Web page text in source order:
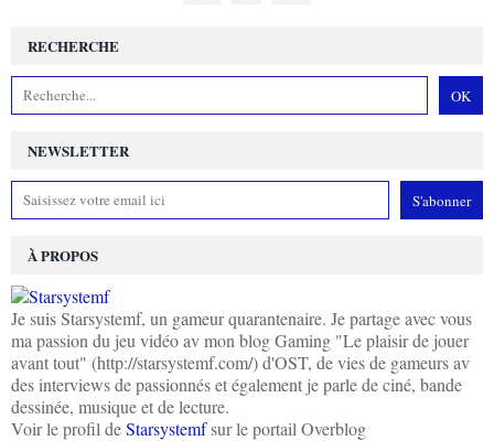
NEWSLETTER
RECHERCHE
À PROPOS
Je suis Starsystemf, un gameur quarantenaire. Je partage avec vous
ma passion du jeu vidéo av mon blog Gaming "Le plaisir de jouer
avant tout" (http://starsystemf.com/) d'OST, de vies de gameurs av
des interviews de passionnés et également je parle de ciné, bande
dessinée, musique et de lecture.
Voir le profil deStarsystemfsur le portail Overblog